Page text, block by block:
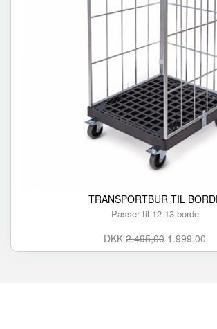
TRANSPORTBUR TIL
Passer til 12-13 borde
DKK 2.495,00 1.999,00